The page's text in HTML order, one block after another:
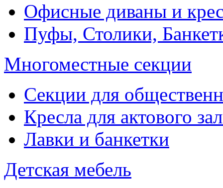
Офисные диваны и
Пуфы, Столики,
Многоместные секции
Секции для
Кресла для актового
Лавки и банкетки
Детская мебель